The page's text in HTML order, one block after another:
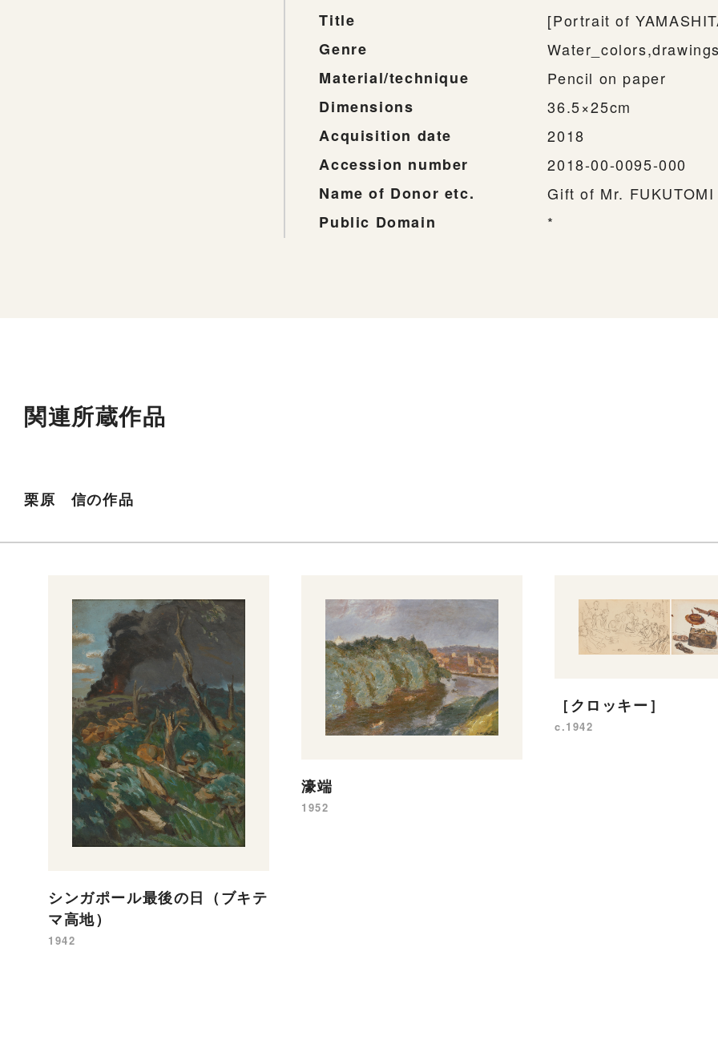
Title
[Portrait of
Genre
Material/technique
Pencil on paper
Dimensions
36.5×25cm
Acquisition date
2018
Accession number
2018-00-0095-000
Name of Donor etc.
Gift of Mr.
Public Domain
*
関連所蔵作品
栗原 信の作品
シンガポール最後の日（ブキテ
マ高地）
1942
濠端
1952
［クロッキー］
c.1942